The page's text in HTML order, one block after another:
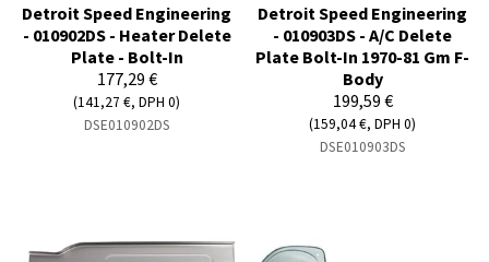
Detroit Speed Engineering
- 010902DS - Heater Delete
Plate - Bolt-In
177,29 €
(141,27 €, DPH 0)
DSE010902DS
Detroit Speed Engineering
- 010903DS - A/C Delete
Plate Bolt-In 1970-81 Gm F-
Body
199,59 €
(159,04 €, DPH 0)
DSE010903DS